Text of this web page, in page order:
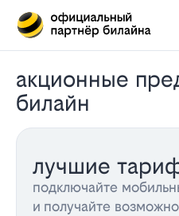
акционные предложения
билайн
лучшие
подключайте
и получайте